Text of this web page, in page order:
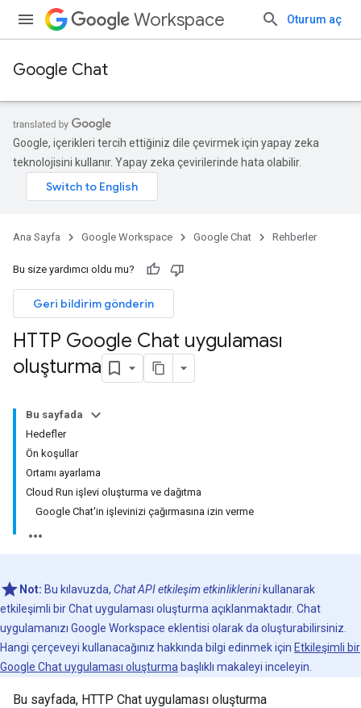
Workspace Oturum aç
Google Chat
Google, içerikleri tercih ettiğiniz dile çevirmek için yapay zeka
teknolojisini kullanır. Yapay zeka çevirilerinde hata olabilir.
Ana Sayfa Google Workspace Google Chat Rehberler
Bu size yardımcı oldu mu?
Geri bildirim gönderin
HTTP Google Chat uygulaması
oluşturma
Bu sayfada
Hedefler
Ön koşullar
Ortamı ayarlama
Cloud Run işlevi oluşturma ve dağıtma
Google Chat'in işlevinizi çağırmasına izin verme
Not: Bu kılavuzda, Chat API etkileşim etkinliklerinikullanarak
etkileşimli bir Chat uygulaması oluşturma açıklanmaktadır. Chat
uygulamanızı Google Workspace eklentisi olarak da oluşturabilirsiniz.
Hangi çerçeveyi kullanacağınız hakkında bilgi edinmek için Etkileşimli bir
Google Chat uygulaması oluşturma başlıklı makaleyi inceleyin.
Bu sayfada, HTTP Chat uygulaması oluşturma